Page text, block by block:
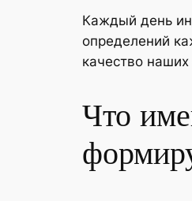
Каждый день
определений
качество
Что